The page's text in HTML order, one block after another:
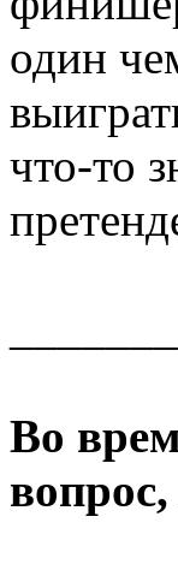
один
что-то
Во